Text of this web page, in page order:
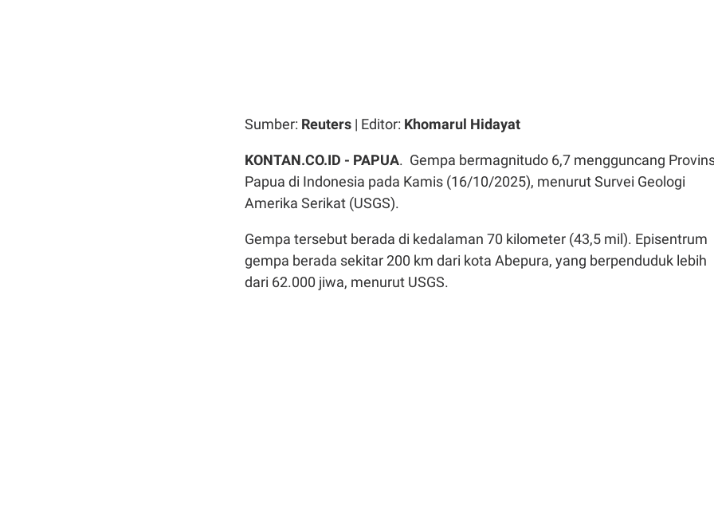
Sumber: Reuters | Editor: Khomarul Hidayat
KONTAN.CO.ID - PAPUA. Gempa bermagnitudo 6,7 mengguncang
Papua di Indonesia pada Kamis (16/10/2025), menurut Survei Geologi
Amerika Serikat (USGS).
Gempa tersebut berada di kedalaman 70 kilometer (43,5 mil). Episentrum
gempa berada sekitar 200 km dari kota Abepura, yang berpenduduk lebih
dari 62.000 jiwa, menurut USGS.